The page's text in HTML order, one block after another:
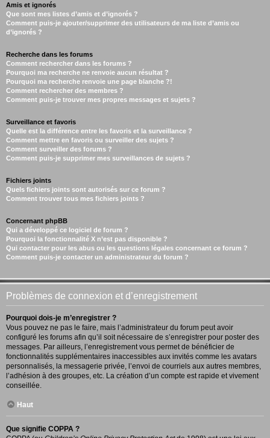
Amis et ignorés
Que sont mes listes d’amis et d’ignorés ?
Comment puis-je ajouter/supprimer des utilisateurs de ma liste d’amis ou
d’ignorés ?
Recherche dans les forums
Comment rechercher dans les forums ?
Pourquoi ma recherche ne renvoie aucun résultat ?
Pourquoi ma recherche renvoie une page blanche ?!
Comment rechercher des membres ?
Comment puis-je trouver mes propres messages et sujets ?
Surveillance et favoris
Quelle est la différence entre les favoris et la surveillance ?
Comment mettre en favoris ou surveiller des sujets ?
Comment surveiller des forums ?
Comment puis-je supprimer mes surveillances de sujets ?
Fichiers joints
Quels fichiers joints sont autorisés sur ce forum ?
Comment trouver tous mes fichiers joints ?
Concernant phpBB
Qui a développé ce logiciel de forum ?
Pourquoi la fonctionnalité X n’est pas disponible ?
Qui contacter pour les abus ou les questions légales concernant ce forum ?
Comment puis-je contacter un administrateur du forum ?
Problèmes de connexion et d’enregistrement
Pourquoi dois-je m’enregistrer ?
Vous pouvez ne pas le faire, mais l’administrateur du forum peut avoir
configuré les forums afin qu’il soit nécessaire de s’enregistrer pour poster des
messages. Par ailleurs, l’enregistrement vous permet de bénéficier de
fonctionnalités supplémentaires inaccessibles aux invités comme les avatars
personnalisés, la messagerie privée, l’envoi de courriels aux autres membres,
l’adhésion à des groupes, etc. La création d’un compte est rapide et vivement
conseillée.
Haut
Que signifie COPPA ?